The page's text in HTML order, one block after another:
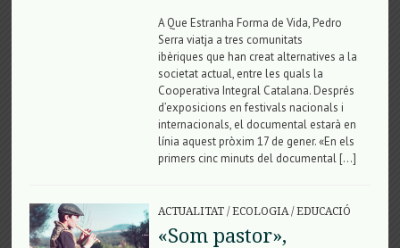
A Que Estranha Forma de Vida, Pedro
Serra viatja a tres comunitats
ibèriques que han creat alternatives a la
societat actual, entre les quals la
Cooperativa Integral Catalana. Després
d’exposicions en festivals nacionals i
internacionals, el documental estarà en
línia aquest pròxim 17 de gener. «En els
primers cinc minuts del documental […]
ACTUALITAT/ECOLOGIA/EDUCACIÓ
«Som pastor»,